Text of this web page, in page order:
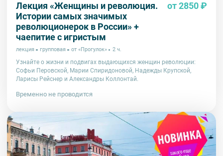
Лекция «Женщины и революция.
Истории самых значимых
революционерок в России» +
чаепитие с игристым
от 2850 ₽
лекция групповая от «Прогулок» 2 ч.
Узнайте о жизни и подвигах выдающихся женщин революции:
Софьи Перовской, Марии Спиридоновой, Надежды Крупской,
Ларисы Рейснер и Александры Коллонтай.
Временно не проводится